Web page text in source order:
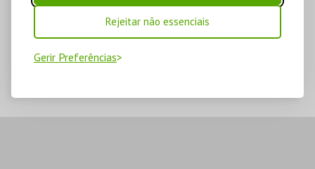
Rejeitar não essenciais
Gerir Preferências